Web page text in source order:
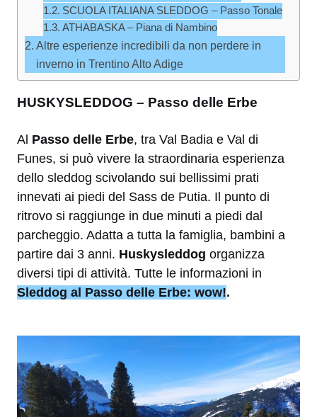
SCUOLA ITALIANA SLEDDOG – Passo Tonale
ATHABASKA – Piana di Nambino
Altre esperienze incredibili da non perdere in
inverno in Trentino Alto Adige
HUSKYSLEDDOG – Passo delle Erbe
Al Passo delle Erbe, tra Val Badia e Val di
Funes, si può vivere la straordinaria esperienza
dello sleddog scivolando sui bellissimi prati
innevati ai piedi del Sass de Putia. Il punto di
ritrovo si raggiunge in due minuti a piedi dal
parcheggio. Adatta a tutta la famiglia, bambini a
partire dai 3 anni. Huskysleddog organizza
diversi tipi di attività. Tutte le informazioni in
Sleddog al Passo delle Erbe: wow!.